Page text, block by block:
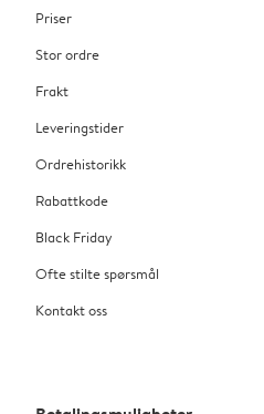
Priser
Stor ordre
Frakt
Leveringstider
Ordrehistorikk
Rabattkode
Black Friday
Ofte stilte spørsmål
Kontakt oss